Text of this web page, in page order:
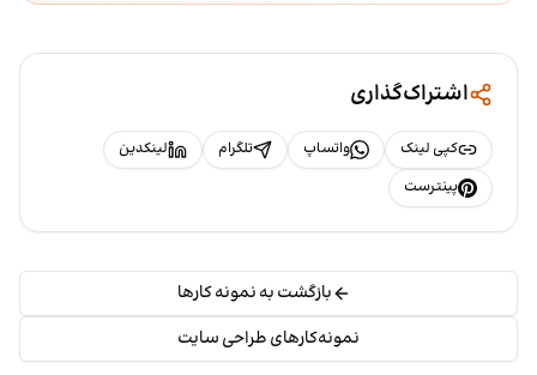
اشتراک‌گذاری
کپی لینک واتساپ تلگرام
لینکدین
پینترست
بازگشت به نمونه کارها
نمونه‌کارهای طراحی سایت